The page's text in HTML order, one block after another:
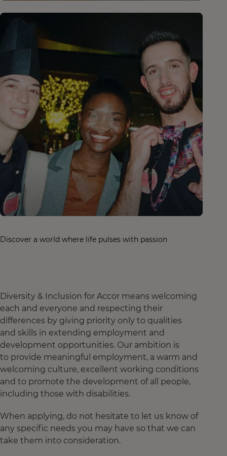
Discover a world where life pulses with passion
Diversity & Inclusion for Accor means welcoming
each and everyone and respecting their
differences by giving priority only to qualities
and skills in extending employment and
development opportunities. Our ambition is
to provide meaningful employment, a warm and
welcoming culture, excellent working conditions
and to promote the development of all people,
including those with disabilities.
When applying, do not hesitate to let us know of
any specific needs you may have so that we can
take them into consideration.